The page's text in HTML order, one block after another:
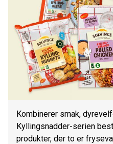
Kombinerer smak,
Kyllingsnadder-serien
produkter, der to er